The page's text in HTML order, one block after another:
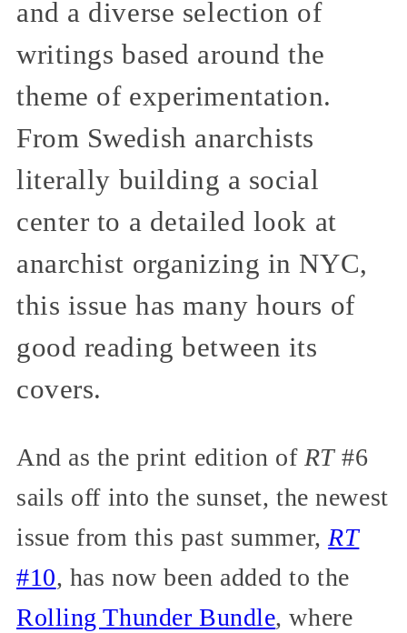
and a diverse selection of
writings based around the
theme of experimentation.
From Swedish anarchists
literally building a social
center to a detailed look at
anarchist organizing in NYC,
this issue has many hours of
good reading between its
covers.
And as the print edition of RT#6
sails off into the sunset, the newest
issue from this past summer,RT
#10, has now been added to the
Rolling Thunder Bundle, where